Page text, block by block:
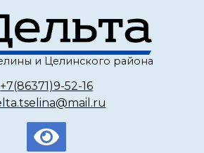
и Целинского района
+7(86371)9-52-16